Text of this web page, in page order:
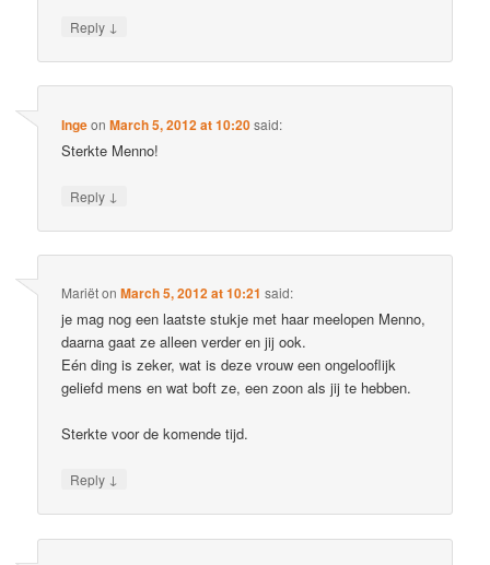
Reply ↓
IngeonMarch 5, 2012 at 10:20said:
Sterkte Menno!
Reply ↓
MariëtonMarch 5, 2012 at 10:21 said:
je mag nog een laatste stukje met haar meelopen Menno,
daarna gaat ze alleen verder en jij ook.
Eén ding is zeker, wat is deze vrouw een ongelooflijk
geliefd mens en wat boft ze, een zoon als jij te hebben.
Sterkte voor de komende tijd.
Reply ↓